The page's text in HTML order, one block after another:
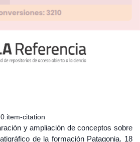
citation
y ampliación de conceptos sobre
de la formación Patagonia. 18